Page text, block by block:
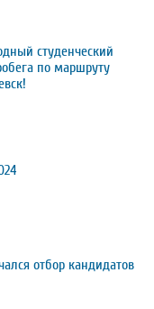
студенческий
по маршруту
отбор кандидатов